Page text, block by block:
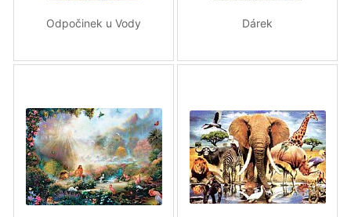
Odpočinek u Vody Dárek